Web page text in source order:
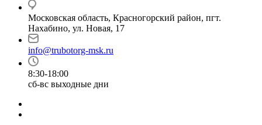
Московская область, Красногорский район, пгт.
Нахабино, ул. Новая, 17
info@trubotorg-msk.ru
8:30-18:00
сб-вс выходные дни